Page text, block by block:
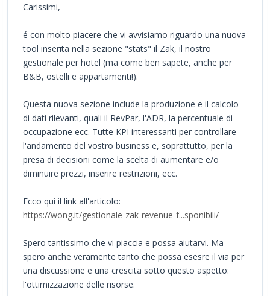
Carissimi,
é con molto piacere che vi avvisiamo riguardo una nuova
tool inserita nella sezione "stats" il Zak, il nostro
gestionale per hotel (ma come ben sapete, anche per
B&B, ostelli e appartamenti!).
Questa nuova sezione include la produzione e il calcolo
di dati rilevanti, quali il RevPar, l'ADR, la percentuale di
occupazione ecc. Tutte KPI interessanti per controllare
l'andamento del vostro business e, soprattutto, per la
presa di decisioni come la scelta di aumentare e/o
diminuire prezzi, inserire restrizioni, ecc.
Ecco qui il link all'articolo:
https://wong.it/gestionale-zak-revenue-f...sponibili/
Spero tantissimo che vi piaccia e possa aiutarvi. Ma
spero anche veramente tanto che possa esesre il via per
una discussione e una crescita sotto questo aspetto:
l'ottimizzazione delle risorse.